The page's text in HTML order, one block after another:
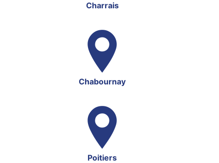
Charrais
Chabournay
Poitiers